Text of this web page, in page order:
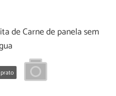
de Carne de panela sem